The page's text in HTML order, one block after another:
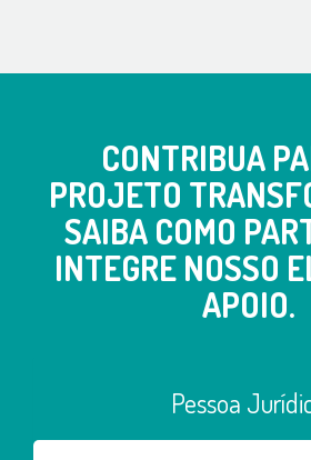
CONTRIBUA
PROJETO
SAIBA COMO
INTEGRE NOSSO
APOIO.
Pessoa